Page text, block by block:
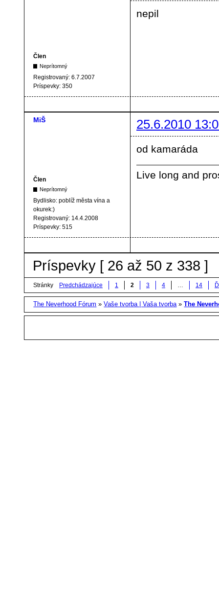
Člen
Neprítomný
Registrovaný: 6.7.2007
Príspevky: 350
nepil
MiŠ 25.6.2010
Člen
Neprítomný
Bydlisko: poblíž města vína a
okurek:)
Registrovaný: 14.4.2008
Príspevky: 515
od kamaráda
Live long and
Príspevky [ 26 až 50 z 338 ]
Stránky Predchádzajúce 1 2 3 4 … 14
The Neverhood Fórum »Vaše tvorba | Vaša tvorba »The